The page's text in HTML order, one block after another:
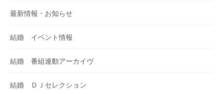
最新情報・お知らせ
結婚 イベント情報
結婚 番組連動アーカイヴ
結婚 ＤＪセレクション